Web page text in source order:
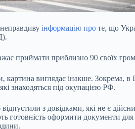
інформацію про те, що
приймати приблизно 90 своїх
виглядає інакше. Зокрема, в
знаходяться під окупацією РФ.
з довідками, які не є
готовність оформити документи